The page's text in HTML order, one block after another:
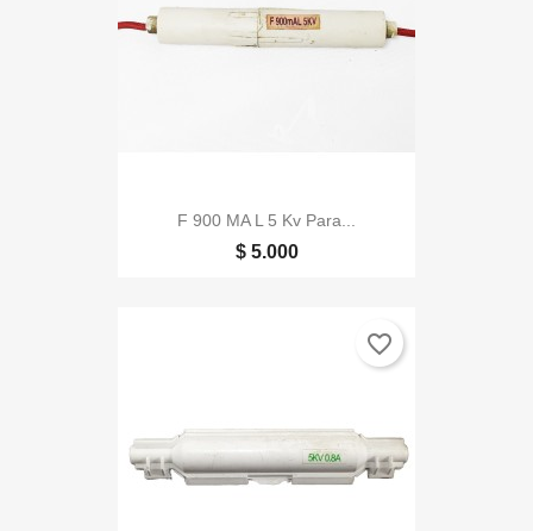
F 900 MA L 5 Kv Para...
$ 5.000
favorite_border